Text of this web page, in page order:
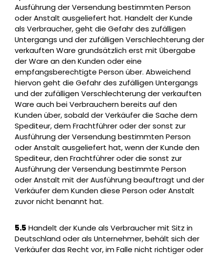
Ausführung der Versendung bestimmten Person
oder Anstalt ausgeliefert hat. Handelt der Kunde
als Verbraucher, geht die Gefahr des zufälligen
Untergangs und der zufälligen Verschlechterung der
verkauften Ware grundsätzlich erst mit Übergabe
der Ware an den Kunden oder eine
empfangsberechtigte Person über. Abweichend
hiervon geht die Gefahr des zufälligen Untergangs
und der zufälligen Verschlechterung der verkauften
Ware auch bei Verbrauchern bereits auf den
Kunden über, sobald der Verkäufer die Sache dem
Spediteur, dem Frachtführer oder der sonst zur
Ausführung der Versendung bestimmten Person
oder Anstalt ausgeliefert hat, wenn der Kunde den
Spediteur, den Frachtführer oder die sonst zur
Ausführung der Versendung bestimmte Person
oder Anstalt mit der Ausführung beauftragt und der
Verkäufer dem Kunden diese Person oder Anstalt
zuvor nicht benannt hat.
5.5 Handelt der Kunde als Verbraucher mit Sitz in
Deutschland oder als Unternehmer, behält sich der
Verkäufer das Recht vor, im Falle nicht richtiger oder